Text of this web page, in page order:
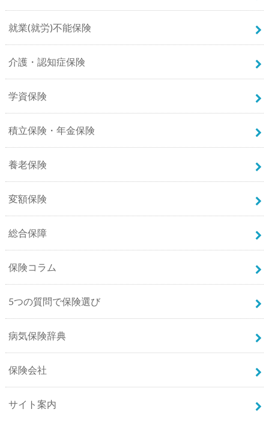
就業(就労)不能保険
介護・認知症保険
学資保険
積立保険・年金保険
養老保険
変額保険
総合保障
保険コラム
5つの質問で保険選び
病気保険辞典
保険会社
サイト案内